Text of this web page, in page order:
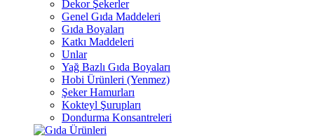
Dekor Şekerler
Genel Gıda Maddeleri
Gıda Boyaları
Katkı Maddeleri
Unlar
Yağ Bazlı Gıda Boyaları
Hobi Ürünleri (Yenmez)
Şeker Hamurları
Kokteyl Şurupları
Dondurma Konsantreleri